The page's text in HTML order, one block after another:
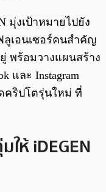
มุ่งเป้าหมายไปยัง
เอนเซอร์คนสำคัญ
พร้อมวางแผนสร้าง
และ Instagram
คริปโตรุ่นใหม่ ที่
ให้ iDEGEN